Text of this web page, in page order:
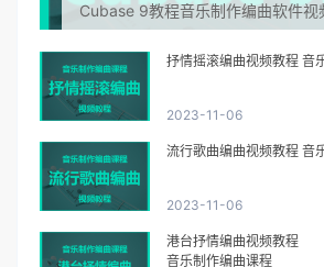
Cubase 9教程音乐制作编曲软件视
抒情摇滚编曲视频教程 音
2023-11-06
流行歌曲编曲视频教程 音
2023-11-06
港台抒情编曲视频教程
音乐制作编曲课程